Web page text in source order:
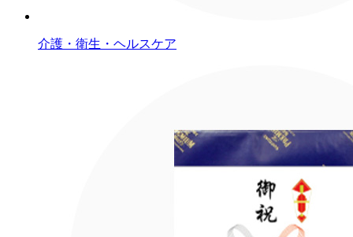
介護・衛生・ヘルスケア